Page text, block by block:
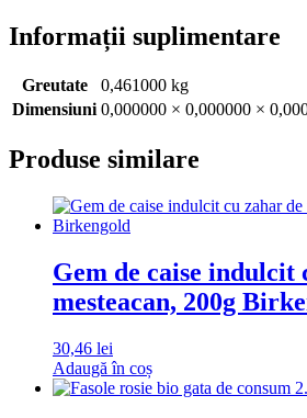
Informații suplimentare
Greutate
0,461000 kg
Dimensiuni 0,000000 × 0,000000 ×
Produse similare
Gem de caise indulcit
mesteacan, 200g
30,46 lei
Adaugă în coș